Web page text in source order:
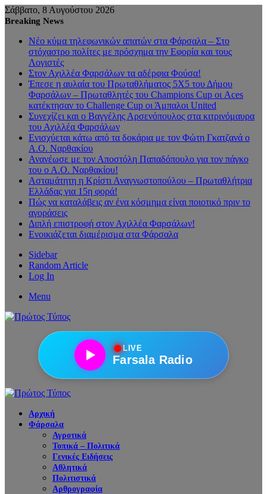
Σάββατο, 8 Αυγούστου 2026
Breaking News
Νέο κύμα τηλεφωνικών απατών στα Φάρσαλα – Στο
στόχαστρο πολίτες με πρόσχημα την Εφορία και τους
Λογιστές
Στον Αχιλλέα Φαρσάλων τα αδέρφια Φούσα!
Έπεσε η αυλαία του Πρωταθλήματος 5Χ5 του Δήμου
Φαρσάλων – Πρωταθλητές του Champions Cup οι Aces
κατέκτησαν το Challenge Cup οι Άμπαλοι United
Συνεχίζει και ο Βαγγέλης Αρσενόπουλος στα κιτρινόμαυρα
του Αχιλλέα Φαρσάλων
Ενισχύεται κάτω από τα δοκάρια με τον Φώτη Γκατζανά ο
Α.Ο. Ναρθακίου
Ανανέωσε με τον Αποστόλη Παπαδόπουλο για τον πάγκο
του ο Α.Ο. Ναρθακίου!
Ασταμάτητη η Κρίστι Αναγνωστοπούλου – Πρωταθλήτρια
Ελλάδας για 15η φορά!
Πώς να καταλάβεις αν ένα κόσμημα είναι ποιοτικό πριν το
αγοράσεις
Διπλή επιστροφή στον Αχιλλέα Φαρσάλων!
Ενοικιάζεται διαμέρισμα στα Φάρσαλα
Sidebar
Random Article
Log In
Menu
●LIVE
Farsala Radio
Αρχική
Φάρσαλα
Αγροτικά
Τοπικά – Πολιτικά
Γενικές Ειδήσεις
Αθλητικά
Πολιτιστικά
Αρθρογραφία